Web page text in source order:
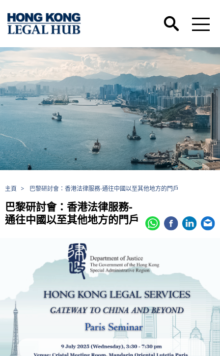
主頁 > 巴黎研討會：香港法律服務-通往中國以至其他地方的門戶
巴黎研討會：香港法律服務-
通往中國以至其他地方的門戶